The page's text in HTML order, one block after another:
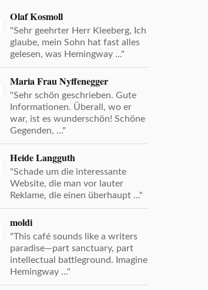
Olaf Kosmoll
"Sehr geehrter Herr Kleeberg, Ich
glaube, mein Sohn hat fast alles
gelesen, was Hemingway ..."
Maria Frau Nyffenegger
"Sehr schön geschrieben. Gute
Informationen. Überall, wo er
war, ist es wunderschön! Schöne
Gegenden, ..."
Heide Langguth
"Schade um die interessante
Website, die man vor lauter
Reklame, die einen überhaupt ..."
moldi
"This café sounds like a writers
paradise—part sanctuary, part
intellectual battleground. Imagine
Hemingway ..."